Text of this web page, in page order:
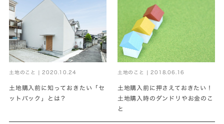
土地のこと | 2020.10.24
土地購入前に知っておきたい「セ
ットバック」とは？
土地のこと | 2018.06.16
土地購入前に押さえておきたい！
土地購入時のダンドリやお金のこ
と